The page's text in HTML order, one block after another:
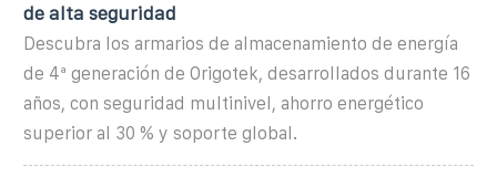
de alta seguridad
Descubra los armarios de almacenamiento de energía
de 4ª generación de Origotek, desarrollados durante 16
años, con seguridad multinivel, ahorro energético
superior al 30 % y soporte global.